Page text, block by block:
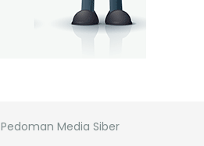
Pedoman Media Siber